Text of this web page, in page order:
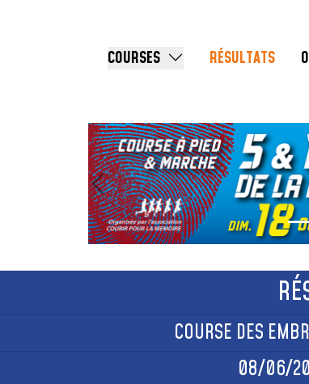
COURSES RÉSULTATS
Précédent
COURSE DES
08/06/